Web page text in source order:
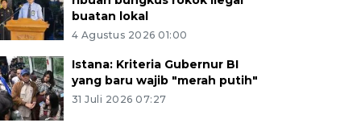
buatan lokal
4 Agustus 2026 01:00
Istana: Kriteria Gubernur BI
yang baru wajib "merah putih"
31 Juli 2026 07:27